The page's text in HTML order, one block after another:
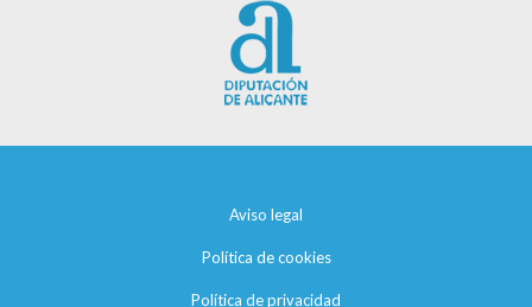
Aviso legal
Política de cookies
Política de privacidad